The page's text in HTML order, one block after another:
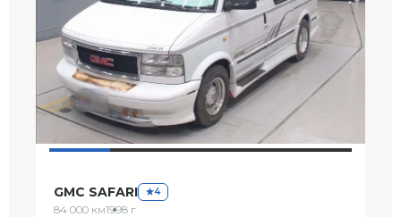
GMC SAFARI 4
84 000 км1998 г